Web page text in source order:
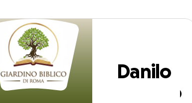
Danilo
Turchino